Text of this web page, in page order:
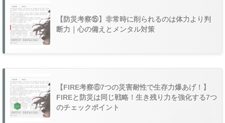
【防災考察⑮】非常時に削られるのは体力より判
断力｜心の備えとメンタル対策
【FIRE考察⑥7つの災害耐性で生存力爆あげ！】
FIREと防災は同じ戦略！生き残り力を強化する7つ
のチェックポイント